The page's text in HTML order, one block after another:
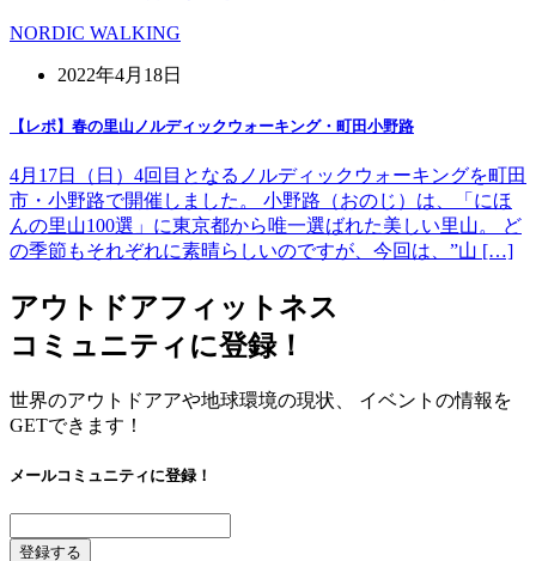
NORDIC WALKING
2022年4月18日
【レポ】春の里山ノルディックウォーキング・町田小野路
4月17日（日）4回目となるノルディックウォーキングを町田
市・小野路で開催しました。 小野路（おのじ）は、「にほ
んの里山100選」に東京都から唯一選ばれた美しい里山。 ど
の季節もそれぞれに素晴らしいのですが、今回は、”山 […]
アウトドアフィットネス
コミュニティに登録！
世界のアウトドアアや地球環境の現状、 イベントの情報を
GETできます！
メールコミュニティに登録！